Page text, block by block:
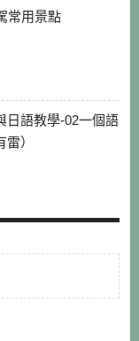
常用景點
日語教學-02一個語
）